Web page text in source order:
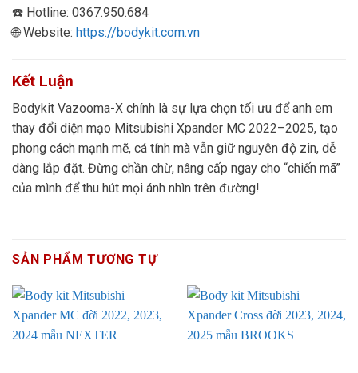
☎️ Hotline: 0367.950.684
🌐 Website: https://bodykit.com.vn
Kết Luận
Bodykit Vazooma-X chính là sự lựa chọn tối ưu để anh em
thay đổi diện mạo Mitsubishi Xpander MC 2022–2025, tạo
phong cách mạnh mẽ, cá tính mà vẫn giữ nguyên độ zin, dễ
dàng lắp đặt. Đừng chần chừ, nâng cấp ngay cho “chiến mã”
của mình để thu hút mọi ánh nhìn trên đường!
SẢN PHẨM TƯƠNG TỰ